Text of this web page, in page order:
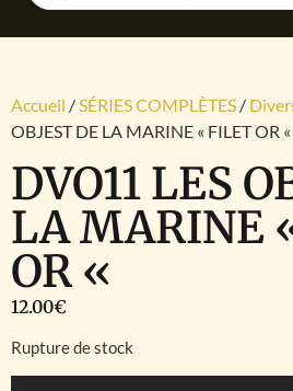
Accueil /SÉRIES COMPLÈTES /
OBJEST DE LA MARINE « FILET OR «
DVO11 LES
LA MARINE
OR «
12.00€
Rupture de stock